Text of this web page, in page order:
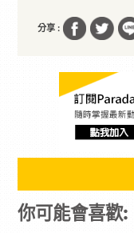
分享 :
你可能會喜歡: